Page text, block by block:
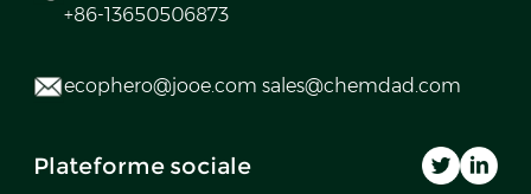
+86-13650506873
ecophero@jooe.com sales@chemdad.com
Plateforme sociale